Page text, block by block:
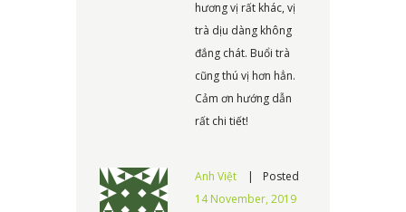
hương vị rất khác, vị
trà dịu dàng không
đắng chát. Buổi trà
cũng thú vị hơn hẳn.
Cảm ơn hướng dẫn
rất chi tiết!
Anh Việt
Posted
14 November, 2019